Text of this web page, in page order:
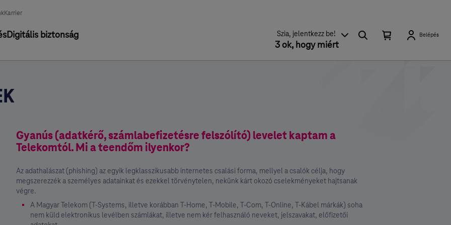
Karrier
Digitális biztonság Szia, jelentkezz be!
3 ok, hogy miért
KeresésKosárban
száma
Kosár
Belépés
Gyanús (adatkérő, számlabefizetésre felszólító) levelet kaptam a
Telekomtól. Mi a teendőm ilyenkor?
Az adathalászat (phishing) az egyik legklasszikusabb internetes csalási forma, mellyel a csalók célja, hogy
megszerezzék a személyes adatainkat és ezekkel törvénytelen, nekünk kárt okozó cselekményeket hajtsanak
végre.
A Magyar Telekom (T-Systems, illetve korábban T-Home, T-Mobile, T-Com, T-Online, T-Kábel márkák) soha
nem küld elektronikus levélben számlákat, illetve nem kér felhasználó neveket, jelszavakat, előfizetői